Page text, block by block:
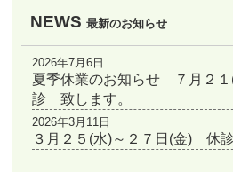
NEWS 最新のお知らせ
2026年7月6日
夏季休業のお知らせ ７月２
診 致します。
2026年3月11日
３月２５(水)～２７日(金) 休